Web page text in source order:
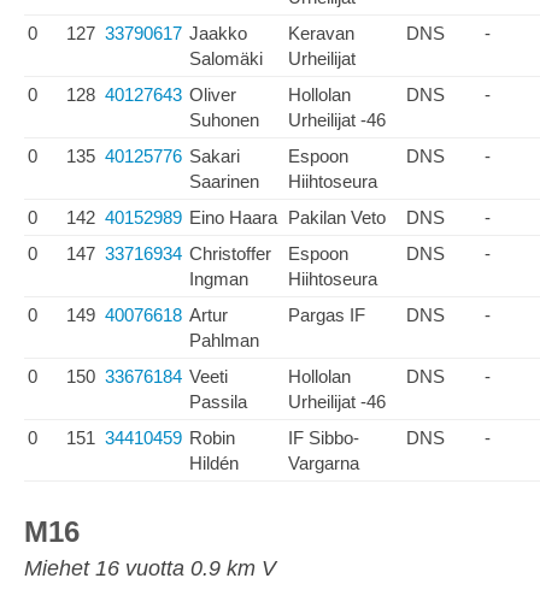
0 127 33790617 Jaakko
Salomäki
Keravan
Urheilijat
DNS -
0 128 40127643 Oliver
Suhonen
Hollolan
Urheilijat -46
DNS -
0 135 40125776 Sakari
Saarinen
Espoon
Hiihtoseura
DNS -
0 142 40152989 Eino Haara Pakilan Veto DNS
-
0
147 33716934 Christoffer
Ingman
Espoon
Hiihtoseura
DNS -
0 149 40076618 Artur
Pahlman
Pargas IF DNS -
0 150 33676184 Veeti
Passila
Hollolan
Urheilijat -46
DNS -
0 151 34410459 Robin
Hildén
IF Sibbo-
Vargarna
DNS -
M16
Miehet 16 vuotta 0.9 km V